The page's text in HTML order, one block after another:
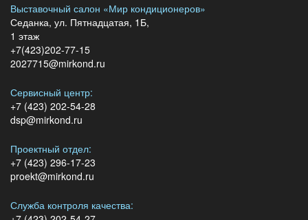
Выставочный салон «Мир кондиционеров»
Седанка, ул. Пятнадцатая, 1Б,
1 этаж
+7(423)202-77-15
2027715@mirkond.ru
Сервисный центр:
+7 (423) 202-54-28
dsp@mirkond.ru
Проектный отдел:
+7 (423) 296-17-23
proekt@mirkond.ru
Служба контроля качества: